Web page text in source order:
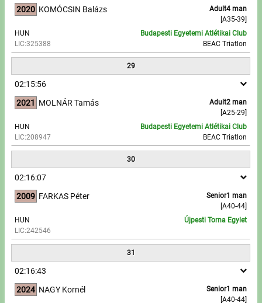
2020
Adult4 man
[A35-39]
KOMÓCSIN Balázs
HUN
LIC:325388
Budapesti Egyetemi Atlétikai Club
BEAC Triatlon
29
02:15:56
2021
Adult2 man
[A25-29]
MOLNÁR Tamás
HUN
LIC:208947
Budapesti Egyetemi Atlétikai Club
BEAC Triatlon
30
02:16:07
2009
Senior1 man
[A40-44]
FARKAS Péter
HUN
LIC:242546
Újpesti Torna Egylet
31
02:16:43
2024
Senior1 man
[A40-44]
NAGY Kornél